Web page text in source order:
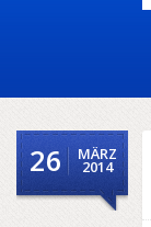
26 MÄRZ
2014